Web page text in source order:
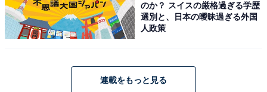
のか？ スイスの厳格過ぎる学歴
選別と、日本の曖昧過ぎる外国
人政策
連載をもっと見る